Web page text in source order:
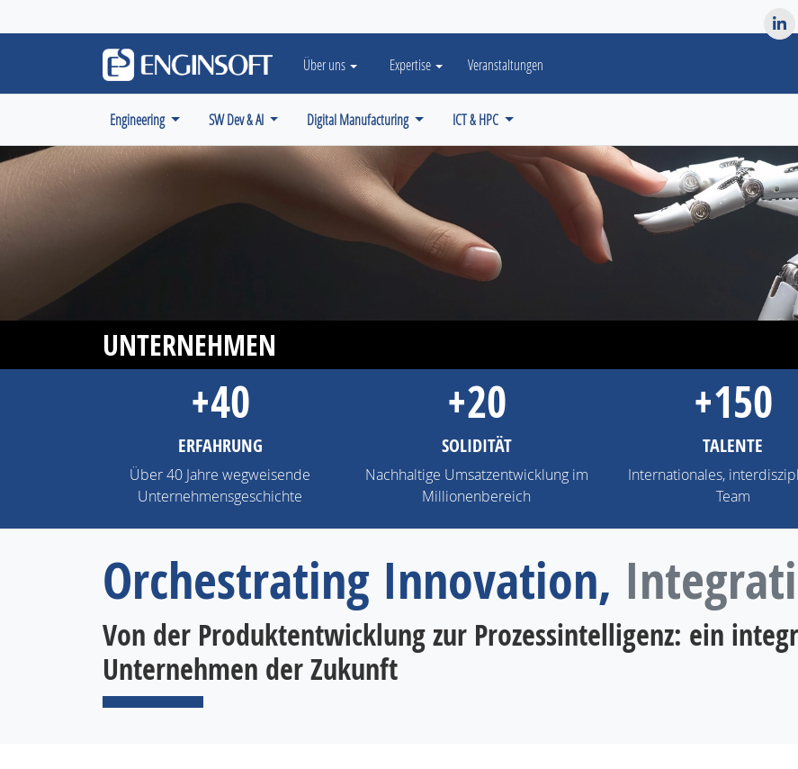
Über uns Expertise Veranstaltungen
Engineering SW Dev & AI Digital Manufacturing ICT & HPC
UNTERNEHMEN
+40
ERFAHRUNG
Über 40 Jahre wegweisende
Unternehmensgeschichte
+20
SOLIDITÄT
Nachhaltige Umsatzentwicklung im
Millionenbereich
+150
TALENTE
Internationales,
Team
Orchestrating Innovation,
Von der Produktentwicklung zur Prozessintelligenz: ein
Unternehmen der Zukunft
May we use cookies to track your activities? We take your privacy very seriously. Please see our